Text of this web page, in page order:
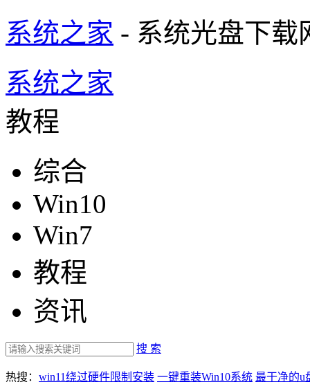
系统之家 - 系统光盘下载
系统之家
教程
综合
Win10
Win7
教程
资讯
搜 索
热搜： win11绕过硬件限制安装 一键重装Win10系统 最干净的u